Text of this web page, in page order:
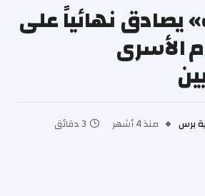
يصادق نهائياً على
الأسرى
برس منذ 4 أشهر 3 دقائق